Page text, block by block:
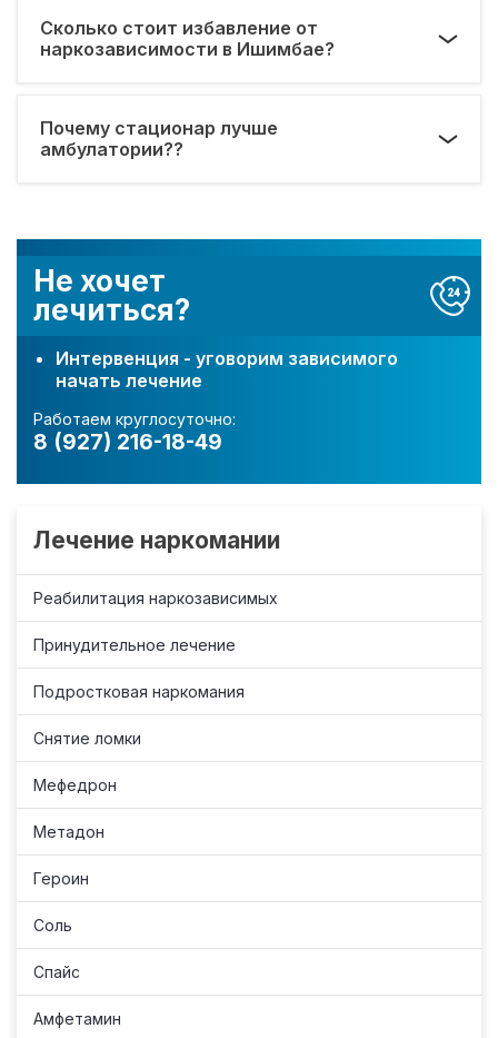
Не хочет
лечиться?
Интервенция - уговорим зависимого
начать лечение
Работаем круглосуточно:
8 (927) 216-18-49
Лечение наркомании
Реабилитация наркозависимых
Принудительное лечение
Подростковая наркомания
Снятие ломки
Мефедрон
Метадон
Героин
Соль
Спайс
Амфетамин
Сколько стоит избавление от
наркозависимости в Ишимбае?
Почему стационар лучше
амбулатории??